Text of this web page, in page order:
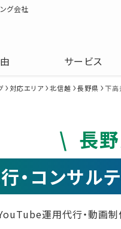
グ会社
サービス
対応エリア 北信越 長野県 下高
長
コンサルテ
運用代行・動画制